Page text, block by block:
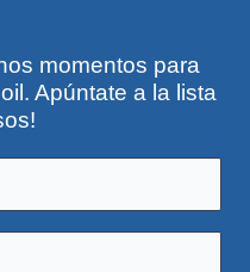
momentos para
Apúntate a la lista